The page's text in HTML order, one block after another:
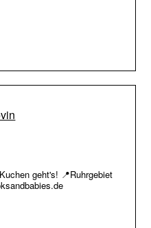
geht's! 📍Ruhrgebiet